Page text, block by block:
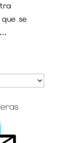
se